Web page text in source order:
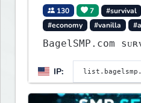
130 7 #survival
#economy
#vanilla
BagelSMP.com
IP: